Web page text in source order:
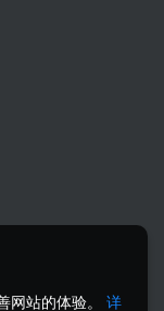
站的体验。 详